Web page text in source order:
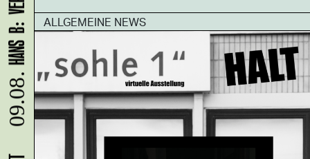
ALLGEMEINE NEWS
09.08.